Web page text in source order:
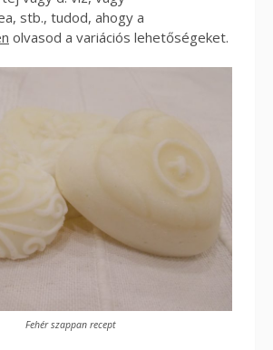
stb., tudod, ahogy a
olvasod a variációs lehetőségeket.
Fehér szappan recept